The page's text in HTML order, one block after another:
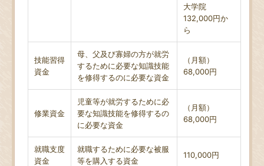
大学院
132,000円か
ら
技能習得
資金
母、父及び寡婦の方が就労
するために必要な知識技能
を修得するのに必要な資金
（月額）
68,000円
修業資金
児童等が就労するために必
要な知識技能を修得するの
に必要な資金
（月額）
68,000円
就職支度
資金
就職するために必要な被服
等を購入する資金
110,000円